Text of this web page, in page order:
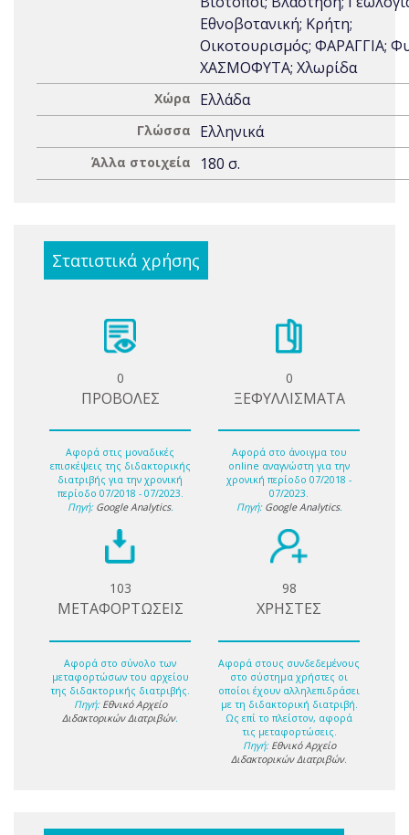
Εθνοβοτανική; Κρήτη;
Οικοτουρισμός; ΦΑΡΑΓΓΙΑ;
ΧΑΣΜΟΦΥΤΑ; Χλωρίδα
Χώρα Ελλάδα
Γλώσσα Ελληνικά
Άλλα στοιχεία 180 σ.
Στατιστικά χρήσης
0
ΠΡΟΒΟΛΕΣ
Αφορά στις μοναδικές
επισκέψεις της διδακτορικής
διατριβής για την χρονική
περίοδο 07/2018 - 07/2023.
Πηγή: Google Analytics.
0
ΞΕΦΥΛΛΙΣΜΑΤΑ
Αφορά στο άνοιγμα του
online αναγνώστη για την
χρονική περίοδο 07/2018 -
07/2023.
Πηγή: Google Analytics.
103
ΜΕΤΑΦΟΡΤΩΣΕΙΣ
Αφορά στο σύνολο των
μεταφορτώσων του αρχείου
της διδακτορικής διατριβής.
Πηγή: Εθνικό Αρχείο
Διδακτορικών Διατριβών.
98
ΧΡΗΣΤΕΣ
Αφορά στους συνδεδεμένους
στο σύστημα χρήστες οι
οποίοι έχουν αλληλεπιδράσει
με τη διδακτορική διατριβή.
Ως επί το πλείστον, αφορά
τις μεταφορτώσεις.
Πηγή: Εθνικό Αρχείο
Διδακτορικών Διατριβών.